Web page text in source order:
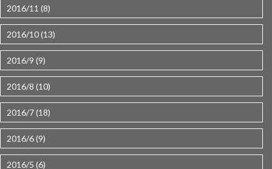
2016/11 (8)
2016/10 (13)
2016/9 (9)
2016/8 (10)
2016/7 (18)
2016/6 (9)
2016/5 (6)